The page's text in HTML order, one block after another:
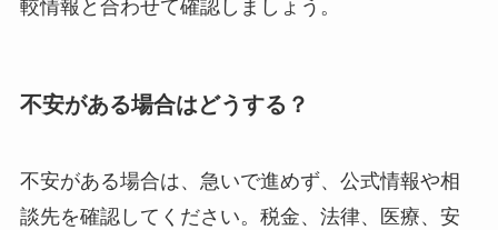
較情報と合わせて確認しましょう。
不安がある場合はどうする？
不安がある場合は、急いで進めず、公式情報や相
談先を確認してください。税金、法律、医療、安